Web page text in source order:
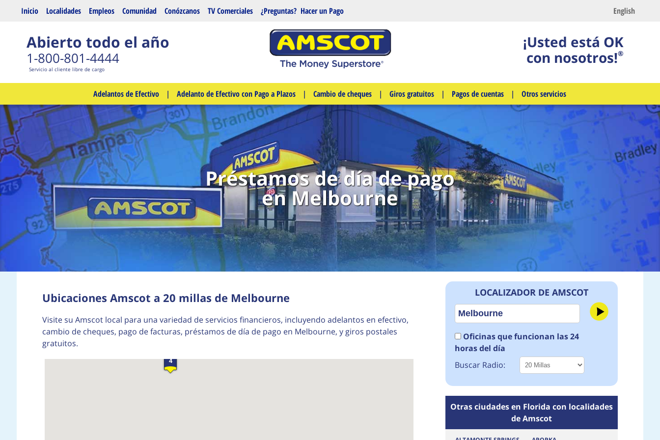
Saltar al contenido principal English
Inicio Localidades Empleos Comunidad Conózcanos TV Comerciales ¿Preguntas? Hacer un Pago
Abierto todo el año
1-800-801-4444
Servicio al cliente libre de cargo
¡Usted está OK
con nosotros!®
Adelantos de Efectivo | Adelanto de Efectivo con Pago a Plazos | Cambio de cheques | Giros gratuitos | Pagos de cuentas | Otros servicios
Préstamos de día de pago
en Melbourne
Ubicaciones Amscot a 20 millas de Melbourne
Visite su Amscot local para una variedad de servicios financieros, incluyendo adelantos en efectivo,
cambio de cheques, pago de facturas, préstamos de día de pago en Melbourne, y giros postales
gratuitos.
4
LOCALIZADOR DE AMSCOT
Oficinas que funcionan las 24
horas del día
Buscar Radio:
Otras ciudades en Florida con localidades
de Amscot